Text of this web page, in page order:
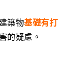
築物基礎有打
的疑慮。